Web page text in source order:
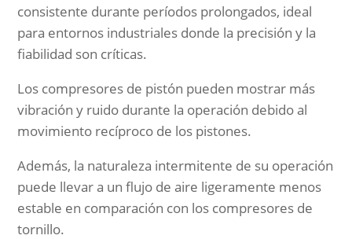
consistente durante períodos prolongados, ideal
para entornos industriales donde la precisión y la
fiabilidad son críticas.
Los compresores de pistón pueden mostrar más
vibración y ruido durante la operación debido al
movimiento recíproco de los pistones.
Además, la naturaleza intermitente de su operación
puede llevar a un flujo de aire ligeramente menos
estable en comparación con los compresores de
tornillo.